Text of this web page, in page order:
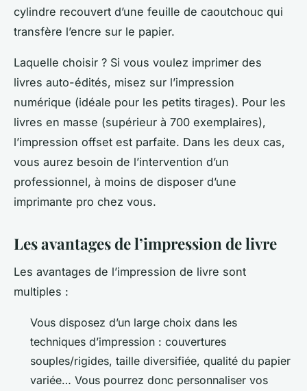
cylindre recouvert d’une feuille de caoutchouc qui
transfère l’encre sur le papier.
Laquelle choisir ? Si vous voulez imprimer des
livres auto-édités, misez sur l’impression
numérique (idéale pour les petits tirages). Pour les
livres en masse (supérieur à 700 exemplaires),
l’impression offset est parfaite. Dans les deux cas,
vous aurez besoin de l’intervention d’un
professionnel, à moins de disposer d’une
imprimante pro chez vous.
Les avantages de l’impression de livre
Les avantages de l’impression de livre sont
multiples :
Vous disposez d’un large choix dans les
techniques d’impression : couvertures
souples/rigides, taille diversifiée, qualité du papier
variée… Vous pourrez donc personnaliser vos